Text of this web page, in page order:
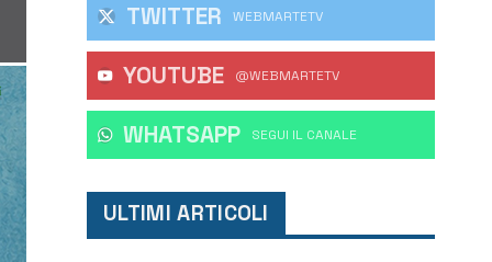
TWITTER WEBMARTETV
YOUTUBE @WEBMARTETV
WHATSAPP ‎SEGUI IL CANALE
ULTIMI ARTICOLI